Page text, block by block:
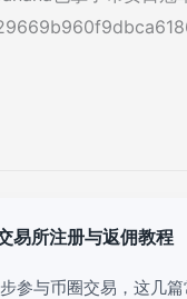
易所注册与返佣教程
参与币圈交易，这几